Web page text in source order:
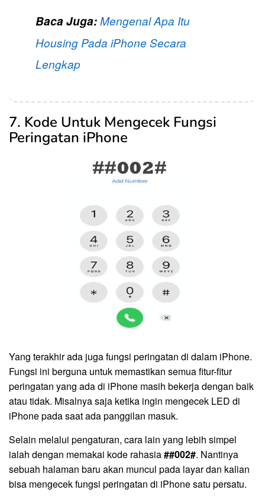
Baca Juga:Mengenal Apa Itu
Housing Pada iPhone Secara
Lengkap
7. Kode Untuk Mengecek Fungsi
Peringatan iPhone
Yang terakhir ada juga fungsi peringatan di dalam iPhone.
Fungsi ini berguna untuk memastikan semua fitur-fitur
peringatan yang ada di iPhone masih bekerja dengan baik
atau tidak. Misalnya saja ketika ingin mengecek LED di
iPhone pada saat ada panggilan masuk.
Selain melalui pengaturan, cara lain yang lebih simpel
ialah dengan memakai kode rahasia##002#. Nantinya
sebuah halaman baru akan muncul pada layar dan kalian
bisa mengecek fungsi peringatan di iPhone satu persatu.